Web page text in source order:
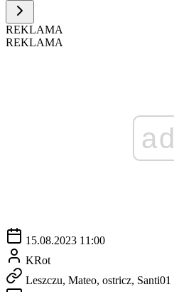
REKLAMA
REKLAMA
ad
15.08.2023 11:00
KRot
Leszczu, Mateo, ostricz, Santi01